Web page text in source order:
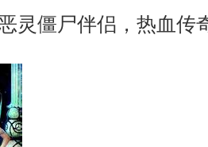
灵僵尸伴侣，热血传